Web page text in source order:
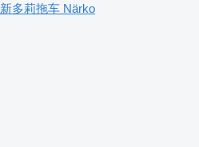
新多莉拖车 Närko